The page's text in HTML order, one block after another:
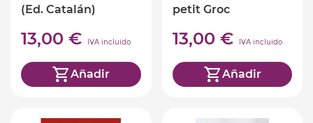
(Ed. Catalán)
13,00 € IVA incluido
Añadir
petit Groc
13,00 € IVA incluido
Añadir